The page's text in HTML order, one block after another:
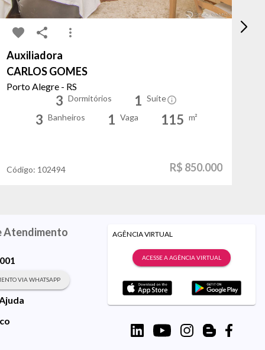
Auxiliadora
CARLOS GOMES
Porto Alegre - RS
3 Dormitórios 1 Suíte
3 Banheiros 1 Vaga 115 m²
Código: 102494 R$ 850.000
Atendimento
VIA WHATSAPP
AGÊNCIA VIRTUAL
ACESSE A AGÊNCIA VIRTUAL